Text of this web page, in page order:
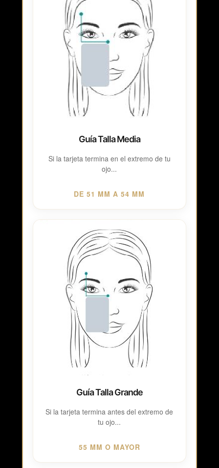
Guía Talla Media
Si la tarjeta termina en el extremo de tu
ojo...
DE 51 MM A 54 MM
Guía Talla Grande
Si la tarjeta termina antes del extremo de
tu ojo...
55 MM O MAYOR